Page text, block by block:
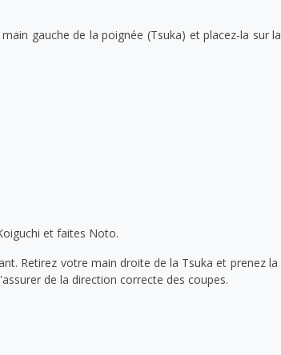
gauche de la poignée (Tsuka) et placez-la sur
et faites Noto.
Retirez votre main droite de la Tsuka et prenez
de la direction correcte des coupes.